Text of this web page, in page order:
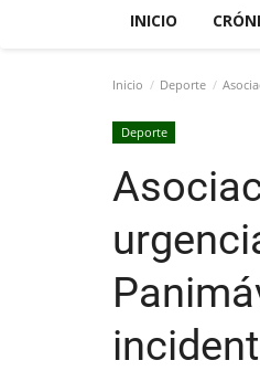
INICIO
Inicio Deporte
Deporte